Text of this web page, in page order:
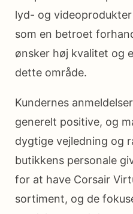
lyd- og
som en betroet
ønsker høj kvalitet og
dette område.
Kundernes
generelt positive, og
dygtige vejledning og
butikkens personale
for at have Corsair
sortiment, og de